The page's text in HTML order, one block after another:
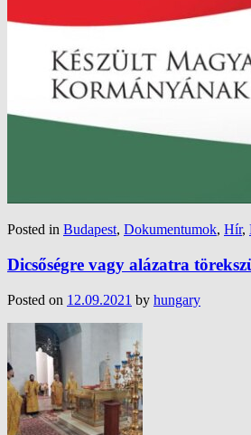
Posted in Budapest, Dokumentumok, Hír,
Dicsőségre vagy alázatra
Posted on 12.09.2021 by hungary